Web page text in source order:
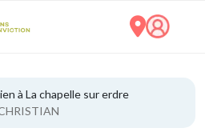
à La chapelle sur erdre